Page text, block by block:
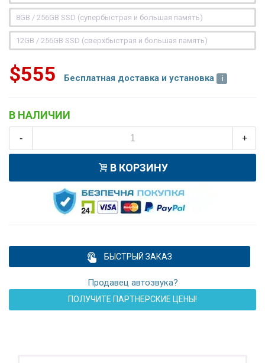
8GB / 256GB SSD (супербыстрая и большая память)
12GB / 256GB SSD (сверхбыстрая и большая память)
$555 Бесплатная доставка и установка
В НАЛИЧИИ
- +
В КОРЗИНУ
БЫСТРЫЙ ЗАКАЗ
Продавец автозвука?
ПОЛУЧИТЕ ПАРТНЕРСКИЕ ЦЕНЫ!